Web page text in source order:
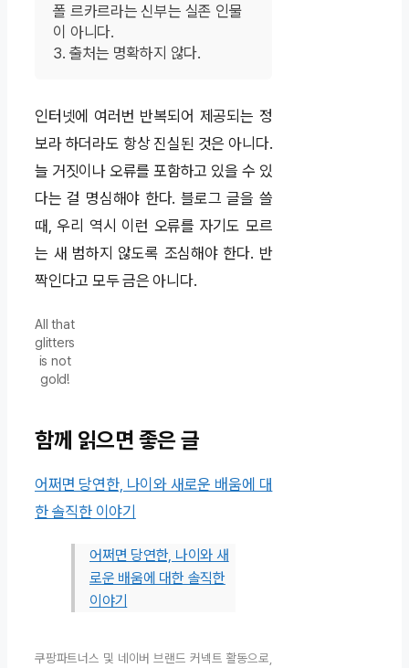
폴 르카르라는 신부는 실존 인물
이 아니다.
출처는 명확하지 않다.
인터넷에 여러번 반복되어 제공되는 정
보라 하더라도 항상 진실된 것은 아니다.
늘 거짓이나 오류를 포함하고 있을 수 있
다는 걸 명심해야 한다. 블로그 글을 쓸
때, 우리 역시 이런 오류를 자기도 모르
는 새 범하지 않도록 조심해야 한다. 반
짝인다고 모두 금은 아니다.
All that
glitters
is not
gold!
함께 읽으면 좋은 글
어쩌면 당연한, 나이와 새로운 배움에 대
한 솔직한 이야기
어쩌면 당연한, 나이와 새
로운 배움에 대한 솔직한
이야기
쿠팡파트너스 및 네이버 브랜드 커넥트 활동으로,